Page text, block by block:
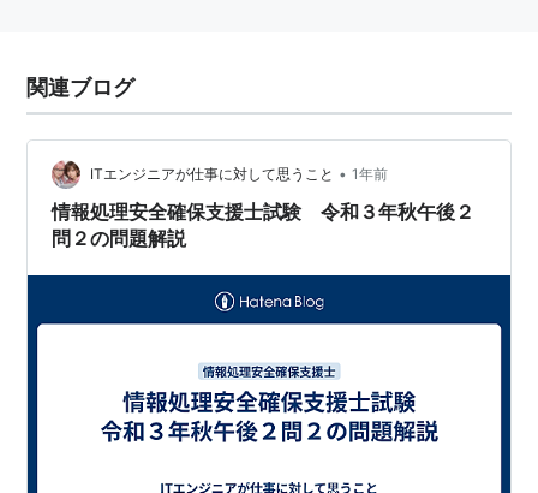
関連ブログ
ITエンジニアが仕事に対して思うこと • 1年前
情報処理安全確保支援士試験 令和３年秋午後２
問２の問題解説